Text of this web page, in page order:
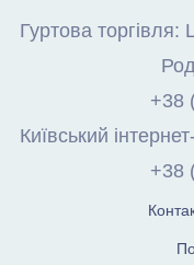
Гуртова
+38
Київський
+38